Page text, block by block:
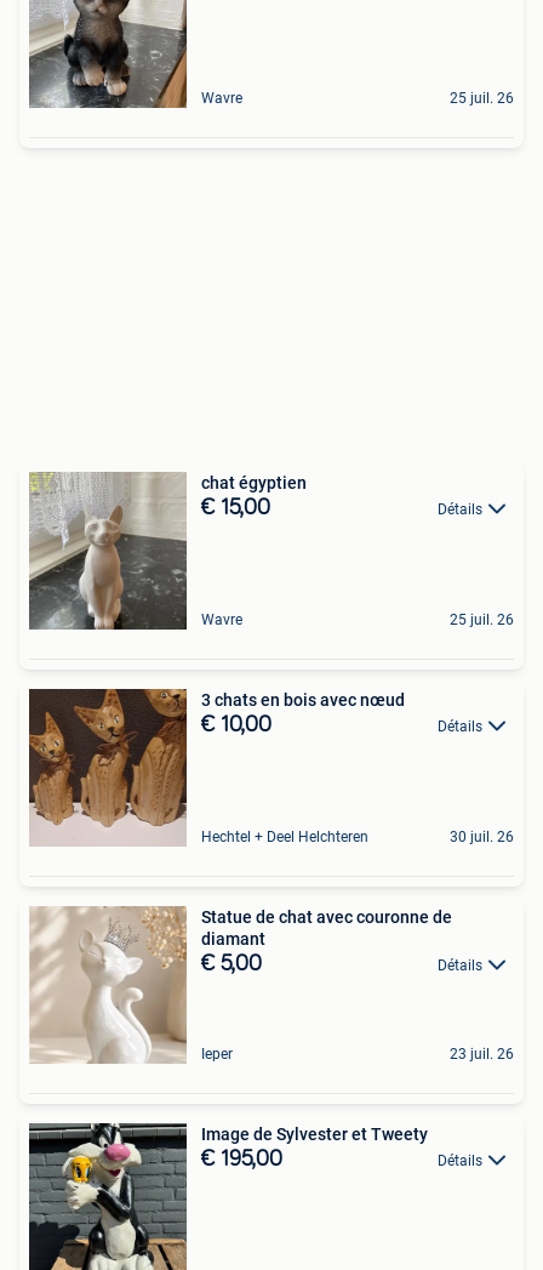
Wavre 25 juil. 26
chat égyptien
€ 15,00 Détails
Wavre 25 juil. 26
3 chats en bois avec nœud
€ 10,00 Détails
Hechtel + Deel Helchteren 30 juil. 26
Statue de chat avec couronne de
diamant
€ 5,00 Détails
Ieper 23 juil. 26
Image de Sylvester et Tweety
€ 195,00 Détails